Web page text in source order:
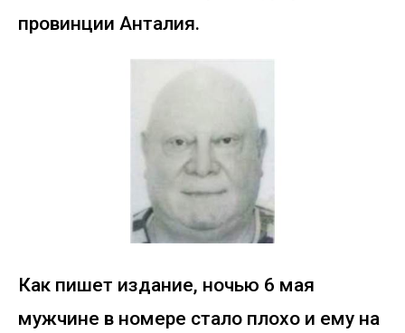
провинции Анталия.
Как пишет издание, ночью 6 мая
мужчине в номере стало плохо и ему на